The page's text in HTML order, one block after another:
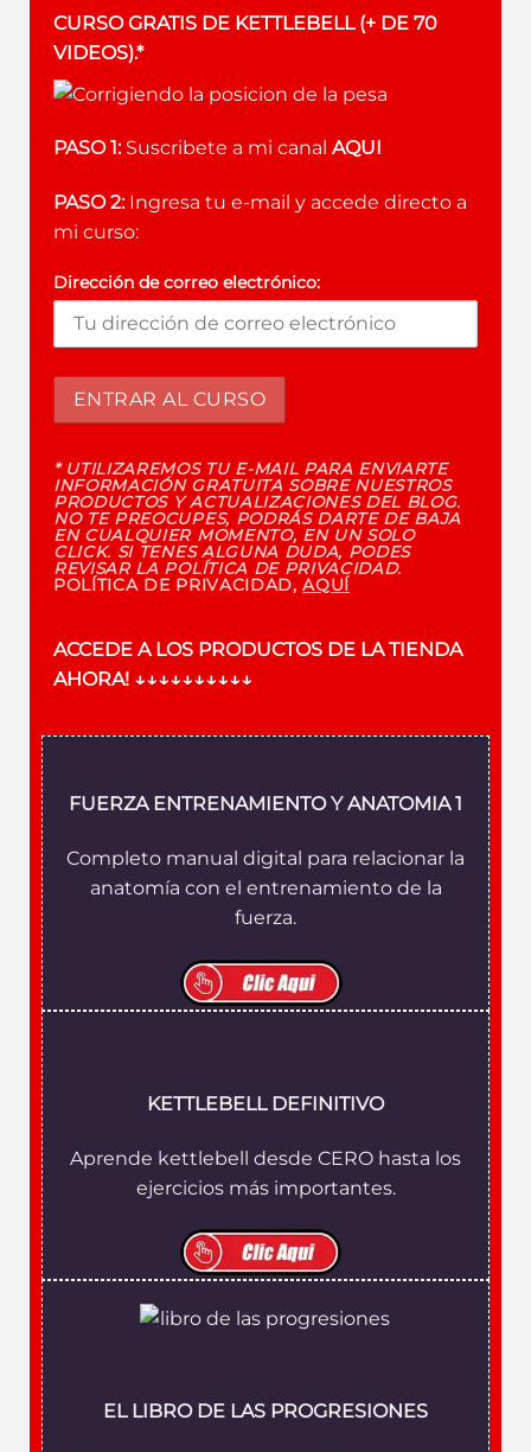
CURSO GRATIS DE KETTLEBELL (+ DE 70
VIDEOS).*
PASO 1:Suscribete a mi canal AQUI
PASO 2:Ingresa tu e-mail y accede directo a
mi curso:
Dirección de correo electrónico:
* UTILIZAREMOS TU E-MAIL PARA ENVIARTE
INFORMACIÓN GRATUITA SOBRE NUESTROS
PRODUCTOS Y ACTUALIZACIONES DEL BLOG.
NO TE PREOCUPES, PODRÁS DARTE DE BAJA
EN CUALQUIER MOMENTO, EN UN SOLO
CLICK. SI TENES ALGUNA DUDA, PODES
REVISAR LA POLÍTICA DE PRIVACIDAD.
POLÍTICA DE PRIVACIDAD,AQUÍ
ACCEDE A LOS PRODUCTOS DE LA TIENDA
AHORA! ↓↓↓↓↓↓↓↓↓↓
FUERZA ENTRENAMIENTO Y ANATOMIA 1
Completo manual digital para relacionar la
anatomía con el entrenamiento de la
fuerza.
KETTLEBELL DEFINITIVO
Aprende kettlebell desde CERO hasta los
ejercicios más importantes.
EL LIBRO DE LAS PROGRESIONES